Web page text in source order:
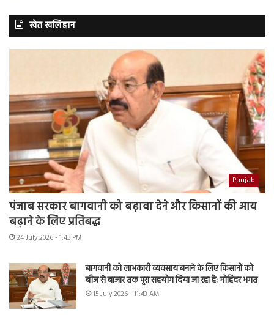
खेत खलिहान
Punjab
पंजाब सरकार बागवानी को बढ़ावा देने और किसानों की आय
बढ़ाने के लिए प्रतिबद्ध
24 July 2026 - 1:45 PM
बागवानी को लाभकारी व्यवसाय बनाने के लिए किसानों को
बीज से बाजार तक पूरा सहयोग दिया जा रहा है: मोहिंदर भगत
15 July 2026 - 11:43 AM